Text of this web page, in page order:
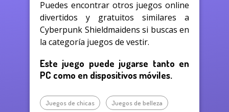
Puedes encontrar otros juegos online
divertidos y gratuitos similares a
Cyberpunk Shieldmaidens si buscas en
la categoría juegos de vestir.
Este juego puede jugarse tanto en
PC como en dispositivos móviles.
Juegos de chicas Juegos de belleza